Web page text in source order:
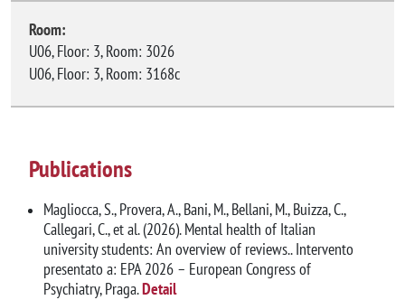
Room:
U06, Floor: 3, Room: 3026
U06, Floor: 3, Room: 3168c
Publications
Magliocca, S., Provera, A., Bani, M., Bellani, M., Buizza, C.,
Callegari, C., et al. (2026). Mental health of Italian
university students: An overview of reviews.. Intervento
presentato a: EPA 2026 – European Congress of
Psychiatry, Praga.Detail